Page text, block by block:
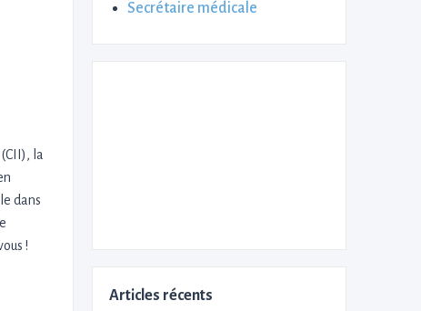
la
dans
!
Secrétaire médicale
Articles récents